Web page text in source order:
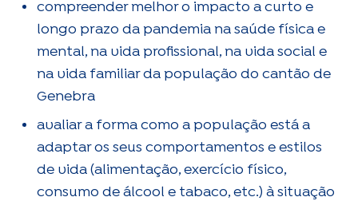
compreender melhor o impacto a curto e
longo prazo da pandemia na saúde física e
mental, na vida profissional, na vida social e
na vida familiar da população do cantão de
Genebra
avaliar a forma como a população está a
adaptar os seus comportamentos e estilos
de vida (alimentação, exercício físico,
consumo de álcool e tabaco, etc.) à situação